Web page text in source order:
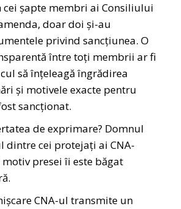
cei șapte membri ai Consiliului
doar doi și-au
privind sancțiunea. O
între toți membrii ar fi
să înțeleagă îngrădirea
și motivele exacte pentru
sancționat.
de exprimare? Domnul
dintre cei protejați ai CNA-
presei îi este băgat
CNA-ul transmite un